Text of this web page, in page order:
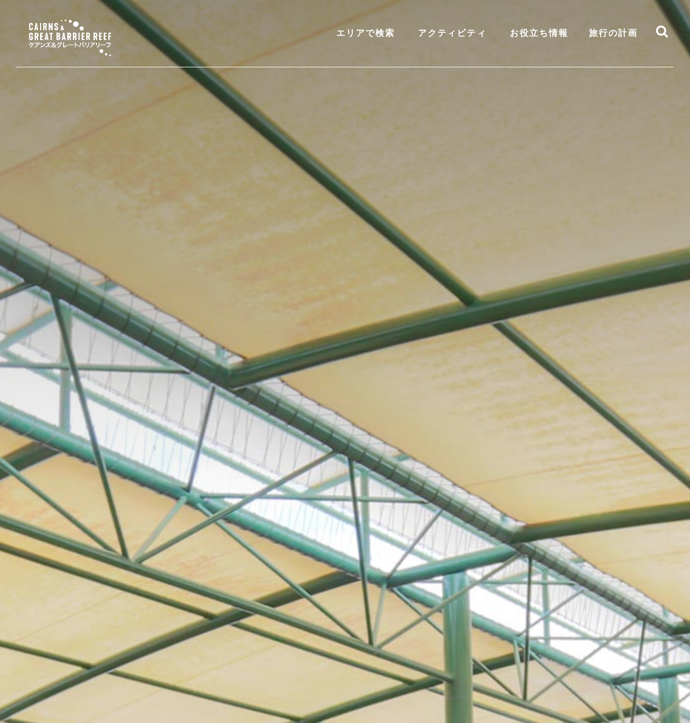
エリアで検索 アクティビティ お役立ち情報 旅行の計画